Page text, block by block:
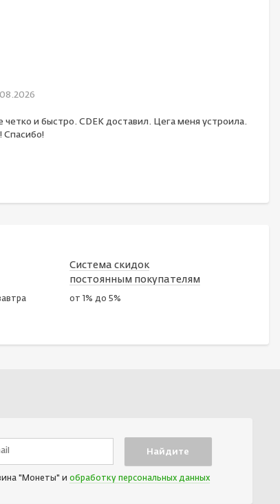
четко и быстро. CDEK доставил. Цега меня устроила.
Спасибо!
Система скидок
постоянным покупателям
от 1% до 5%
"Монеты" и обработку персональных данных